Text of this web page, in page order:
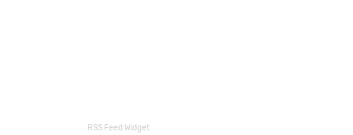
RSS Feed Widget